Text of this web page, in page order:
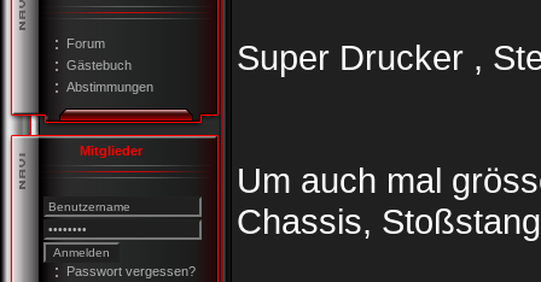
Forum
Gästebuch
Abstimmungen
Mitglieder
Passwort vergessen?
Super Drucker ,
Um auch mal
Chassis,